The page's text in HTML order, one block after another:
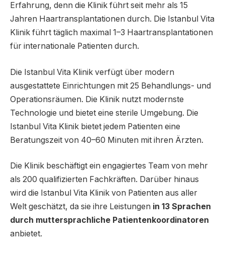
Erfahrung, denn die Klinik führt seit mehr als 15
Jahren Haartransplantationen durch. Die Istanbul Vita
Klinik führt täglich maximal 1–3 Haartransplantationen
für internationale Patienten durch.
Die Istanbul Vita Klinik verfügt über modern
ausgestattete Einrichtungen mit 25 Behandlungs- und
Operationsräumen. Die Klinik nutzt modernste
Technologie und bietet eine sterile Umgebung. Die
Istanbul Vita Klinik bietet jedem Patienten eine
Beratungszeit von 40–60 Minuten mit ihren Ärzten.
Die Klinik beschäftigt ein engagiertes Team von mehr
als 200 qualifizierten Fachkräften. Darüber hinaus
wird die Istanbul Vita Klinik von Patienten aus aller
Welt geschätzt, da sie ihre Leistungen in 13 Sprachen
durch muttersprachliche Patientenkoordinatoren
anbietet.